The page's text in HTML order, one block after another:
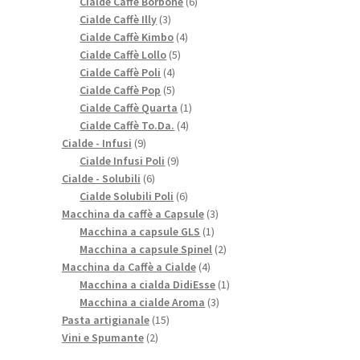
Cialde Caffè Illy 33
prodotti
Cialde Caffè Kimbo 44
Cialde Caffè Lollo 55
Cialde Caffè Poli 44
prodotti
Cialde Caffè Pop 55
prodotti
Cialde Caffè Quarta 11
Cialde Caffè To.Da. 44
Cialde - Infusi 99
prodotti
Cialde Infusi Poli 99
Cialde - Solubili 66
prodotti
Cialde Solubili Poli 66
prodotti
Macchina da caffè a Capsule 33
Macchina a capsule GLS 11
prodotto
Macchina a capsule Spinel 22
Macchina da Caffè a Cialde 44
prodotti
Macchina a cialda DidiEsse 11
Macchina a cialde Aroma 33
Pasta artigianale 1515
Vini e Spumante 22